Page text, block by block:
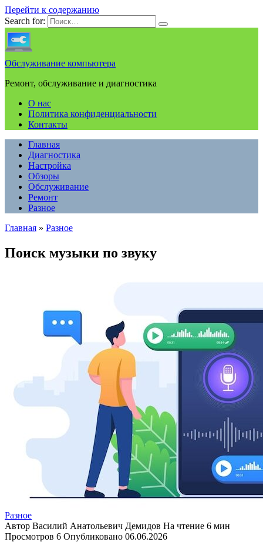
Перейти к содержанию
Search for:
Обслуживание компьютера
Ремонт, обслуживание и диагностика
О нас
Политика конфиденциальности
Контакты
Главная
Диагностика
Настройка
Обзоры
Обслуживание
Ремонт
Разное
Главная » Разное
Поиск музыки по звуку
Разное
Автор Василий Анатольевич Демидов На чтение 6 мин
Просмотров 6 Опубликовано 06.06.2026